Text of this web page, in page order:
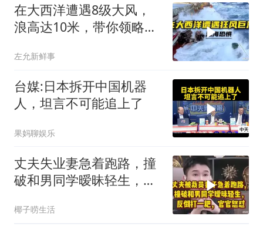
在大西洋遭遇8级大风，
浪高达10米，带你领略最
左允新鲜事
台媒:日本拆开中国机器
人，坦言不可能追上了
果妈聊娱乐
丈夫失业妻急着跑路，撞
破和男同学暧昧轻生，反
椰子唠生活